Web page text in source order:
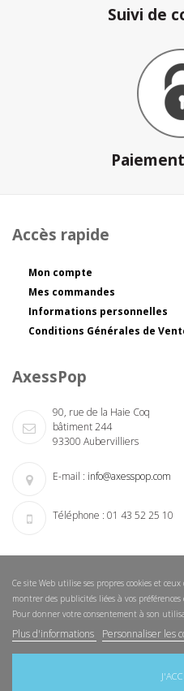
Suivi de
Accès rapide
Mon compte
Mes commandes
Informations personnelles
Conditions Générales de
AxessPop
90, rue de la Haie Coq
bâtiment 244
93300 Aubervilliers
E-mail : info@axesspop.com
Téléphone : 01 43 52 25 10
Ce site Web utilise ses propres cookies et
montrer des publicités liées à vos
Pour donner votre consentement à son
Plus d'informations Personnaliser les
Copyright © 2015